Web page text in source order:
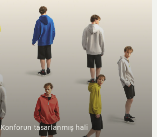
Konforun tasarlanmış hali